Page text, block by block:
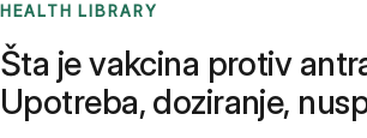
HEALTH LIBRARY
Šta je vakcina protiv
Upotreba, doziranje,